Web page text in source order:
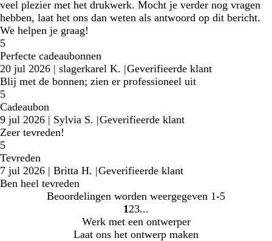
veel plezier met het drukwerk. Mocht je verder nog vragen
hebben, laat het ons dan weten als antwoord op dit bericht.
We helpen je graag!
5
Perfecte cadeaubonnen
20 jul 2026 | slagerkarel K. |Geverifieerde klant
Blij met de bonnen; zien er professioneel uit
5
Cadeaubon
9 jul 2026 | Sylvia S. |Geverifieerde klant
Zeer tevreden!
5
Tevreden
7 jul 2026 | Britta H. |Geverifieerde klant
Ben heel tevreden
Beoordelingen worden weergegeven 1-5
Naar
pagina
1 Naar
pagina
2 Naar
pagina
3
Werk met een ontwerper
Laat ons het ontwerp maken